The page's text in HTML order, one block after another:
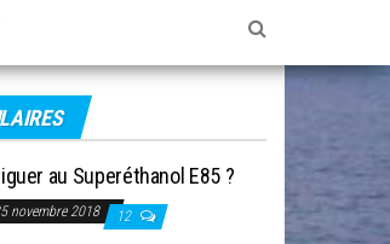
au Superéthanol E85 ?
novembre 2018 12